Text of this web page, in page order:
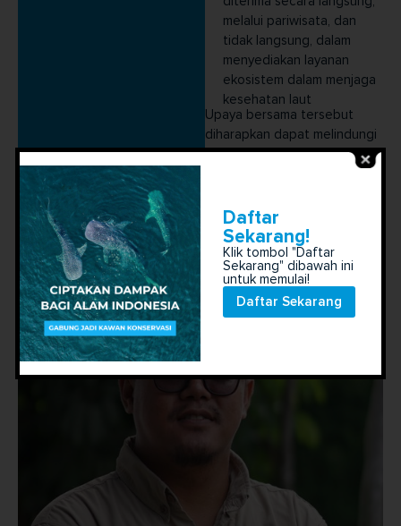
melalui pariwisata, dan
tidak langsung, dalam
menyediakan layanan
ekosistem dalam menjaga
kesehatan laut
Upaya bersama tersebut
diharapkan dapat melindungi
dan melestarikan spesies
vokal laut terancam punah ini.
Ikuti pekerjaan kami:Laporan dampak tahun fiscal 2023
Daftar
Sekarang!
Klik tombol "Daftar
Sekarang" dibawah ini
untuk memulai!
Daftar Sekarang